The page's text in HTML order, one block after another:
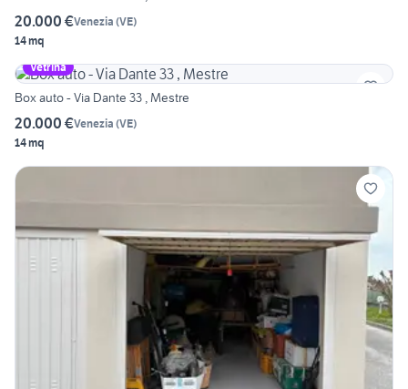
20.000 €Venezia (VE)
14 mq
Vetrina
Box auto - Via Dante 33 , Mestre
20.000 €Venezia (VE)
14 mq